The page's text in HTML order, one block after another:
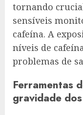
tornando
sensíveis
cafeína. A
níveis de
problemas de
Ferramentas
gravidade